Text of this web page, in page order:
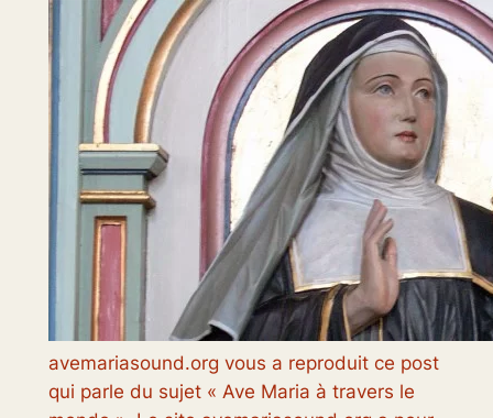
avemariasound.org vous a reproduit ce post
qui parle du sujet « Ave Maria à travers le